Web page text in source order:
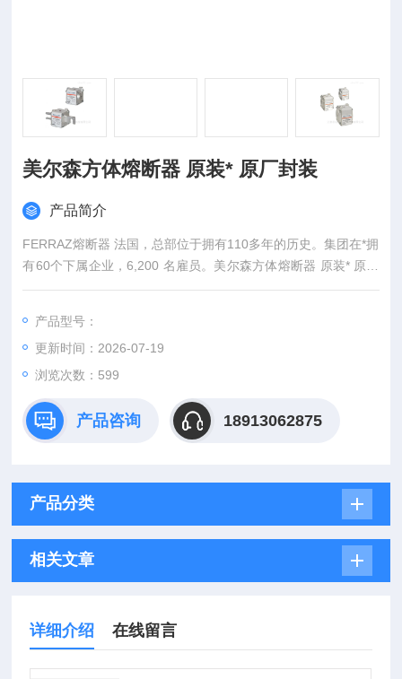
美尔森方体熔断器 原装* 原厂封装
产品简介
FERRAZ熔断器 法国，总部位于拥有110多年的历史。集团在*拥
有60个下属企业，6,200 名雇员。美尔森方体熔断器 原装* 原厂
封装
产品型号：
更新时间：2026-07-19
浏览次数：599
产品咨询 18913062875
产品分类
相关文章
详细介绍 在线留言